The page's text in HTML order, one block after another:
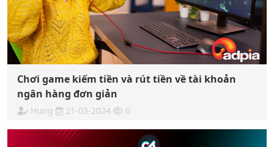
Chơi game kiếm tiền và rút tiền về tài khoản
ngân hàng đơn giản
Hung 21-03-2024 0